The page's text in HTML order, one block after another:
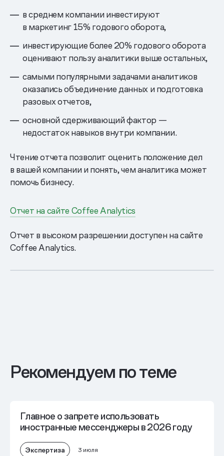
в среднем компании инвестируют
в маркетинг 15% годового оборота,
инвестирующие более 20% годового оборота
оценивают пользу аналитики выше остальных,
самыми популярными задачами аналитиков
оказались объединение данных и подготовка
разовых отчетов,
основной сдерживающий фактор —
недостаток навыков внутри компании.
Чтение отчета позволит оценить положение дел
в вашей компании и понять, чем аналитика может
помочь бизнесу.
Отчет на сайте Coffee Analytics
Отчет в высоком разрешении доступен на сайте
Coffee Analytics.
Рекомендуем по теме
Главное о запрете использовать
иностранные мессенджеры в 2026 году
Экспертиза 3 июля